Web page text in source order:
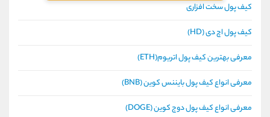
کیف پول سخت افزاری
کیف پول اچ دی (HD)
معرفی بهترین کیف پول اتریوم(ETH)
معرفی انواع کیف پول بایننس کوین (BNB)
معرفی انواع کیف پول دوج کوین (DOGE)